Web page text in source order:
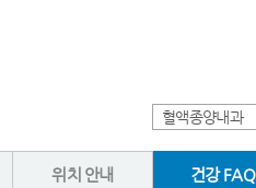
혈액종양내과
위치 안내 건강 FAQ